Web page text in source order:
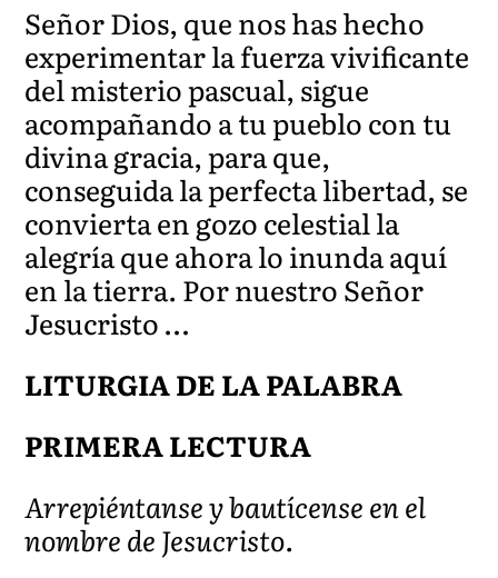
Señor Dios, que nos has hecho
experimentar la fuerza vivificante
del misterio pascual, sigue
acompañando a tu pueblo con tu
divina gracia, para que,
conseguida la perfecta libertad, se
convierta en gozo celestial la
alegría que ahora lo inunda aquí
en la tierra. Por nuestro Señor
Jesucristo …
LITURGIA DE LA PALABRA
PRIMERA LECTURA
Arrepiéntanse y bautícense en el
nombre de Jesucristo.